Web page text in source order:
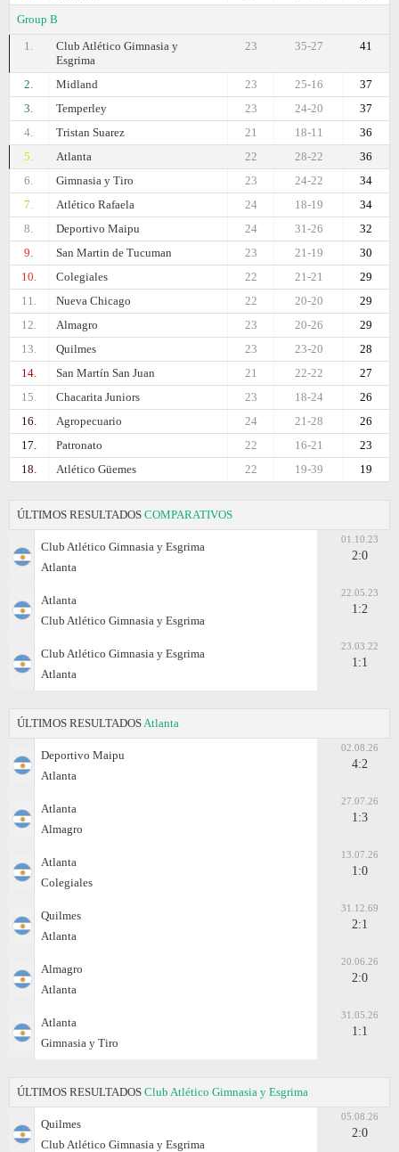
Group B
1.
Club Atlético Gimnasia y
Esgrima
41
35-27
23
2. Midland 37
25-16
23
3.
Temperley 37
24-20
23
4.
Tristan Suarez 36
18-11
21
5.
Atlanta 36
28-22
22
6.
Gimnasia y Tiro 34
24-22
23
7.
Atlético Rafaela 34
18-19
24
8.
Deportivo Maipu 32
31-26
24
9.
San Martin de Tucuman 30
21-19
23
10.
Colegiales 29
21-21
22
11.
Nueva Chicago 29
20-20
22
12.
Almagro 29
20-26
23
13.
Quilmes 28
23-20
23
14.
San Martín San Juan 27
22-22
21
15.
Chacarita Juniors 26
18-24
23
16.
Agropecuario 26
21-28
24
17.
Patronato 23
16-21
22
18.
Atlético Güemes 19
19-39
22
ÚLTIMOS RESULTADOS COMPARATIVOS
Club Atlético Gimnasia y Esgrima
Atlanta
01.10.23
2:0
Atlanta
Club Atlético Gimnasia y Esgrima
22.05.23
1:2
Club Atlético Gimnasia y Esgrima
Atlanta
23.03.22
1:1
ÚLTIMOS RESULTADOS Atlanta
Deportivo Maipu
Atlanta
02.08.26
4:2
Atlanta
Almagro
27.07.26
1:3
Atlanta
Colegiales
13.07.26
1:0
Quilmes
Atlanta
31.12.69
2:1
Almagro
Atlanta
20.06.26
2:0
Atlanta
Gimnasia y Tiro
31.05.26
1:1
ÚLTIMOS RESULTADOS Club Atlético Gimnasia y Esgrima
Quilmes
Club Atlético Gimnasia y Esgrima
05.08.26
2:0